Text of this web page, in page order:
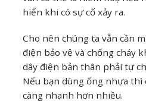
hiển khi có sự cố xảy ra.
Cho nên chúng ta vẫn cần
điện bảo vệ và chống cháy
dây điện bản thân phải tự
Nếu bạn dùng ống nhựa thì
càng nhanh hơn nhiều.